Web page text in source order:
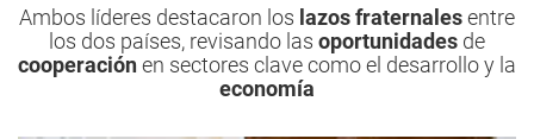
Ambos líderes destacaron los lazos fraternalesentre
los dos países, revisando las oportunidades de
cooperaciónen sectores clave como el desarrollo y la
economía